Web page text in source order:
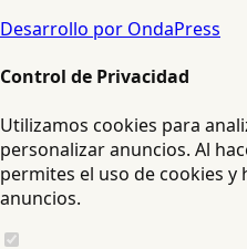
Desarrollo por OndaPress
Control de Privacidad
Utilizamos cookies para
personalizar anuncios. Al
permites el uso de cookies
anuncios.